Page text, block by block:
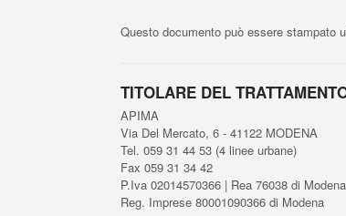
Questo documento può essere stampato
TITOLARE DEL
APIMA
Via Del Mercato, 6 - 41122 MODENA
Tel. 059 31 44 53 (4 linee urbane)
Fax 059 31 34 42
P.Iva 02014570366 | Rea 76038 di Modena
Reg. Imprese 80001090366 di Modena